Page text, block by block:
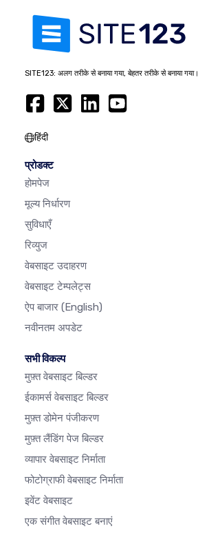
SITE123: अलग तरीके से बनाया गया, बेहतर तरीके से बनाया गया।
हिंदी
प्रोडक्ट
होमपेज
मूल्य निर्धारण
सुविधाएँ
रिव्युज
वेबसाइट उदाहरण
वेबसाइट टेम्पलेट्स
ऐप बाजार (English)
नवीनतम अपडेट
सभी विकल्प
मुफ़्त वेबसाइट बिल्डर
ईकामर्स वेबसाइट बिल्डर
मुफ़्त डोमेन पंजीकरण
मुफ़्त लैंडिंग पेज बिल्डर
व्यापार वेबसाइट निर्माता
फोटोग्राफी वेबसाइट निर्माता
इवेंट वेबसाइट
एक संगीत वेबसाइट बनाएं